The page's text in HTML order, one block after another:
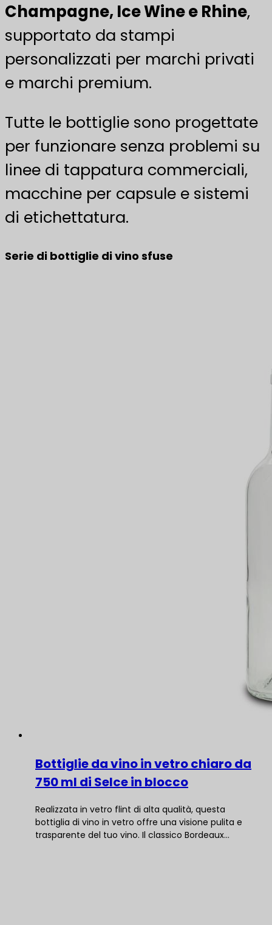
Champagne, Ice Wine e Rhine,
supportato da stampi
personalizzati per marchi privati
e marchi premium.
Tutte le bottiglie sono progettate
per funzionare senza problemi su
linee di tappatura commerciali,
macchine per capsule e sistemi
di etichettatura.
Serie di bottiglie di vino sfuse
Bottiglie da vino in vetro chiaro da
750 ml di Selce in blocco
Realizzata in vetro flint di alta qualità, questa
bottiglia di vino in vetro offre una visione pulita e
trasparente del tuo vino. Il classico Bordeaux…